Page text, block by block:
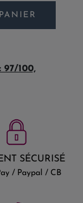
97/100,
SÉCURISÉ
/ Paypal / CB